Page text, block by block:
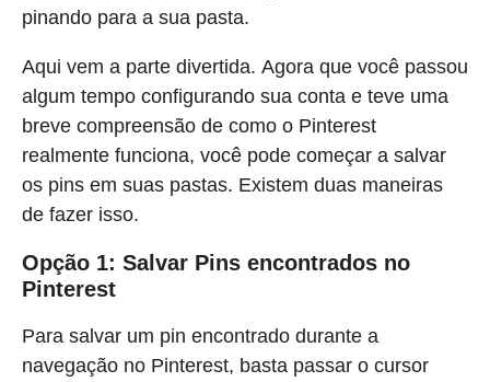
pinando para a sua pasta.
Aqui vem a parte divertida. Agora que você passou
algum tempo configurando sua conta e teve uma
breve compreensão de como o Pinterest
realmente funciona, você pode começar a salvar
os pins em suas pastas. Existem duas maneiras
de fazer isso.
Opção 1: Salvar Pins encontrados no
Pinterest
Para salvar um pin encontrado durante a
navegação no Pinterest, basta passar o cursor